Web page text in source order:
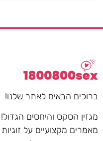
ברוכים הבאים לאתר שלנו!
מגזין הסקס והיחסים
מאמרים מקצועיים על